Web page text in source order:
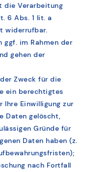
die Verarbeitung
6 Abs. 1 lit. a
widerrufbar.
ggf. im Rahmen der
gehen der
Zweck für die
ein berechtigtes
Ihre Einwilligung zur
Daten gelöscht,
Gründe für
Daten haben (z.
nach Fortfall